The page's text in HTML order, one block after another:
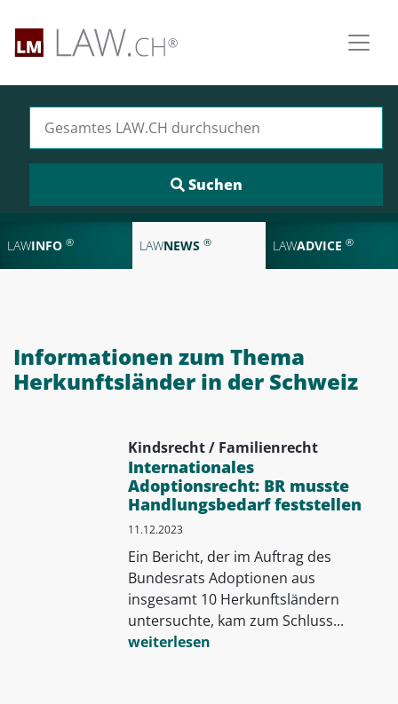
LAWINFO ® LAWNEWS ® LAWADVICE ®
Informationen zum Thema
Herkunftsländer in der Schweiz
Kindsrecht / Familienrecht
Internationales
Adoptionsrecht: BR musste
Handlungsbedarf feststellen
11.12.2023
Ein Bericht, der im Auftrag des
Bundesrats Adoptionen aus
insgesamt 10 Herkunftsländern
untersuchte, kam zum Schluss...
weiterlesen